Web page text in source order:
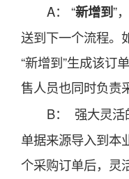
A： “新增到”
送到下一个流程。
“新增到”生成该订
售人员也同时负责
B： 强大灵活
单据来源导入到本
个采购订单后，灵